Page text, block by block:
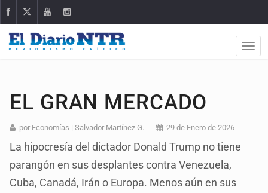
EL GRAN MERCADO
por Economías | Salvador Martínez G. 29 de Enero de 2026
La hipocresía del dictador Donald Trump no tiene
parangón en sus desplantes contra Venezuela,
Cuba, Canadá, Irán o Europa. Menos aún en sus